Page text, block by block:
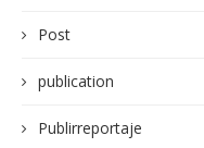
Post
publication
Publirreportaje